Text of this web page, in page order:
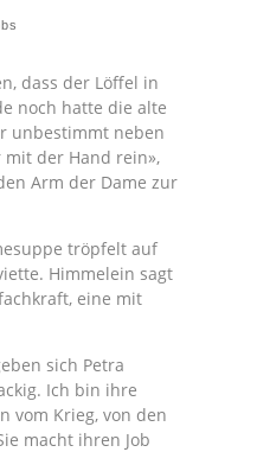
dass der Löffel in
noch hatte die alte
unbestimmt neben
mit der Hand rein»,
Arm der Dame zur
tröpfelt auf
Himmelein sagt
eine mit
sich Petra
Ich bin ihre
vom Krieg, von den
macht ihren Job